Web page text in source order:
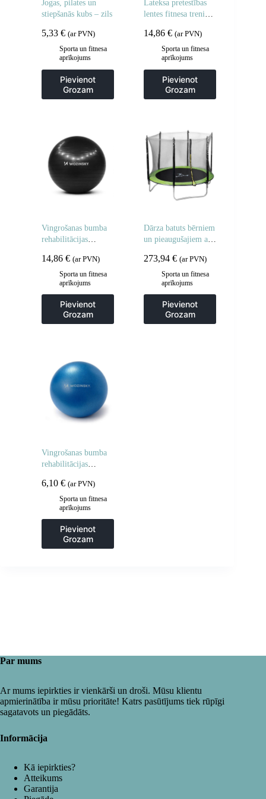
Jogas, pilates un
stiepšanās kubs – zils
5,33 € (ar PVN)
Sporta un fitnesa
aprīkojums
Pievienot
Grozam
Lateksa pretestības
lentes fitnesa treniņu
gab.
14,86€ (ar PVN)
Sporta un fitnesa
aprīkojums
Pievienot
Grozam
Vingrošanas bumba
rehabilitācijas
pumpi 65 cm –
melna
14,86 € (ar PVN)
Sporta un fitnesa
aprīkojums
Pievienot
Grozam
Dārza batuts bērniem
un pieaugušajiem ar
244 cm, līdz 100 kg
273,94€ (ar PVN)
Sporta un fitnesa
aprīkojums
Pievienot
Grozam
Vingrošanas bumba
rehabilitācijas
cm – zila
6,10 € (ar PVN)
Sporta un fitnesa
aprīkojums
Pievienot
Grozam
Par mums
Ar mums iepirkties ir vienkārši un droši. Mūsu klientu
apmierinātība ir mūsu prioritāte! Katrs pasūtījums tiek rūpīgi
sagatavots un piegādāts.
Informācija
Kā iepirkties?
Atteikums
Garantija